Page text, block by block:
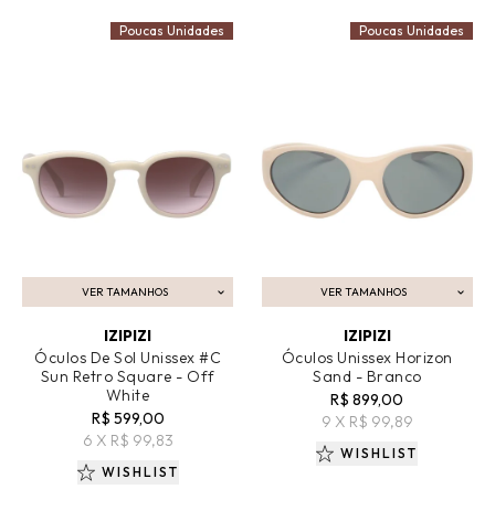
VER TAMANHOS
ADICIONAR AO CARRINHO
IZIPIZI
Óculos De Sol Unissex #C
Sun Retro Square - Off
White
R$ 599,00
6 X R$ 99,83
Poucas Unidades
WISHLIST
VER TAMANHOS
ADICIONAR AO CARRINHO
IZIPIZI
Óculos Unissex Horizon
Sand - Branco
R$ 899,00
9 X R$ 99,89
Poucas Unidades
WISHLIST